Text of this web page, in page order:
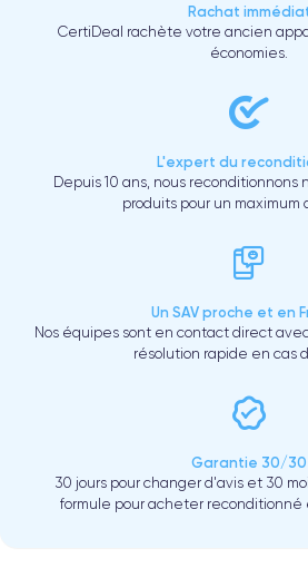
Rachat
CertiDeal rachète votre ancien
économies.
L'expert du
Depuis 10 ans, nous reconditionnons
produits pour un maximum
Un SAV proche et en
Nos équipes sont en contact direct
résolution rapide en cas
Garantie 30/30
30 jours pour changer d'avis et 30
formule pour acheter reconditionné